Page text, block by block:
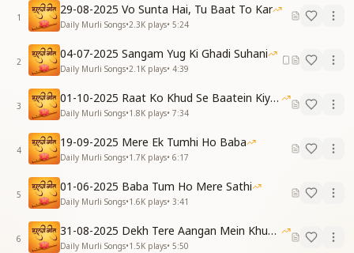
In moments of sorrow, I must test my courage.
God is my companion — I must awaken faith.
Whatever the circumstances, I must carry on with joy.
This is a test — and I must aim to come number one.
[CHORUS]
दर्द के बादल इक दिन धीरे-धीरे छँट जाएंगे
सुख के दिन भी अपनी झोली में ही जाएंगे
One day, the clouds of pain will gently clear away.
Days of joy too shall arrive, into our destiny they’ll
stay.
[VERSE 2]
ऐ मेरे प्रभु, हम तुझसे कभी ना रूठेंगे
1
29-08-2025 Vo Sunta Hai, Tu Baat To Kar
Daily Murli Songs•2.3K plays• 5:24
2
04-07-2025 Sangam Yug Ki Ghadi Suhani
Daily Murli Songs•2.1K plays• 4:39
3
01-10-2025 Raat Ko Khud Se Baatein Kiya Kijiye
Daily Murli Songs•1.8K plays• 7:34
4
19-09-2025 Mere Ek Tumhi Ho Baba
Daily Murli Songs•1.7K plays• 6:17
5
01-06-2025 Baba Tum Ho Mere Sathi
Daily Murli Songs•1.6K plays• 3:41
6
31-08-2025 Dekh Tere Aangan Mein Khud Bhagwan
Daily Murli Songs•1.5K plays• 5:50